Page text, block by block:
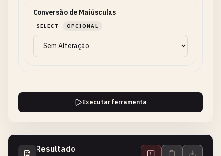
Conversão de Maiúsculas
SELECT OPCIONAL
Executar ferramenta
Resultado